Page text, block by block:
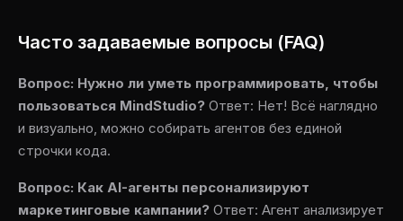
Часто задаваемые вопросы (FAQ)
Вопрос: Нужно ли уметь программировать, чтобы
пользоваться MindStudio? Ответ: Нет! Всё наглядно
и визуально, можно собирать агентов без единой
строчки кода.
Вопрос: Как AI-агенты персонализируют
маркетинговые кампании? Ответ: Агент анализирует